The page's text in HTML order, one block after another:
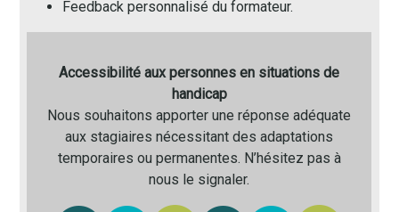
Feedback personnalisé du formateur.
Accessibilité aux personnes en situations de
handicap
Nous souhaitons apporter une réponse adéquate
aux stagiaires nécessitant des adaptations
temporaires ou permanentes. N’hésitez pas à
nous le signaler.